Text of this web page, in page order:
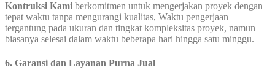
Kontruksi Kami berkomitmen untuk mengerjakan proyek dengan
tepat waktu tanpa mengurangi kualitas, Waktu pengerjaan
tergantung pada ukuran dan tingkat kompleksitas proyek, namun
biasanya selesai dalam waktu beberapa hari hingga satu minggu.
6. Garansi dan Layanan Purna Jual